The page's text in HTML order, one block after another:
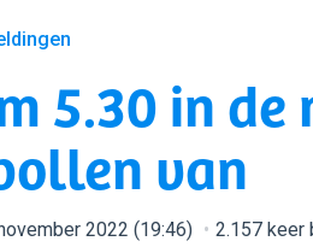
5.30 in
van
2022 (19:46) 2.157 keer